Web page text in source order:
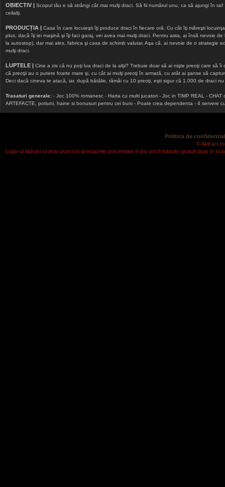
OBIECTIV | Scopul tău e să strângi cât mai mulţi draci. Să fii numărul unu, ca să ajungi în
ceilalţi.
PRODUCȚIA | Casa în care locuieşti îţi produce draci în fiecare oră. Cu cât îţi măreşti
plus, dacă îţi iei maşină şi îţi faci garaj, vei avea mai mulţi draci. Pentru asta, ai însă nevoie
la autostop), dar mai ales, fabrica şi casa de schimb valutar. Aşa că, ai nevoie de o strategie
mulţi draci.
LUPTELE | Cine a zis că nu poţi lua draci de la alţii? Trebuie doar să ai nişte preoţi care să
că preoţii au o putere foarte mare şi, cu cât ai mulţi preoţi în armată, cu atât ai şanse să
Deci dacă cineva te atacă, iar, după bătălie, rămâi cu 10 preoţi, eşti sigur că 1.000 de draci
Trasaturi generale: - Joc 100% romanesc - Harta cu multi jucatori - Joc in TIMP REAL -
ARTEFACTE, potiuni, haine si bonusuri pentru cei buni - Poate crea dependenta - 4 servere
Politica de
©
Logo-ul Aidraci si dracusorul in ipostazele prezentate in joc pot fi folosite gratuit doar in